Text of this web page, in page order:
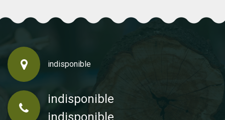
indisponible
indisponible
indisponible